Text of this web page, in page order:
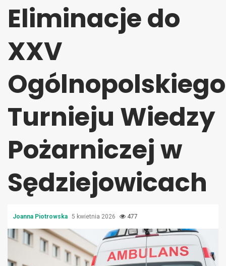
Eliminacje do
XXV
Ogólnopolskiego
Turnieju Wiedzy
Pożarniczej w
Sędziejowicach
Joanna Piotrowska 5 kwietnia 2026 477